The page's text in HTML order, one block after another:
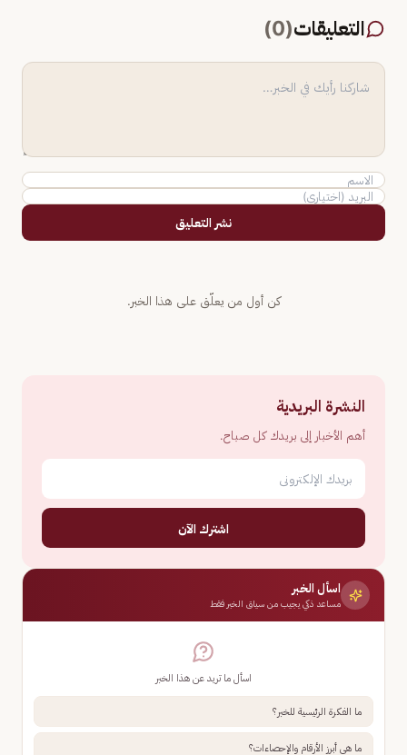
التعليقات(
0
)
نشر التعليق
كن أول من يعلّق على هذا الخبر.
النشرة البريدية
أهم الأخبار إلى بريدك كل صباح.
اشترك الآن
اسأل الخبر
مساعد ذكي يجيب من سياق الخبر فقط
اسأل ما تريد عن هذا الخبر
ما الفكرة الرئيسية للخبر؟
ما هي أبرز الأرقام والإحصاءات؟